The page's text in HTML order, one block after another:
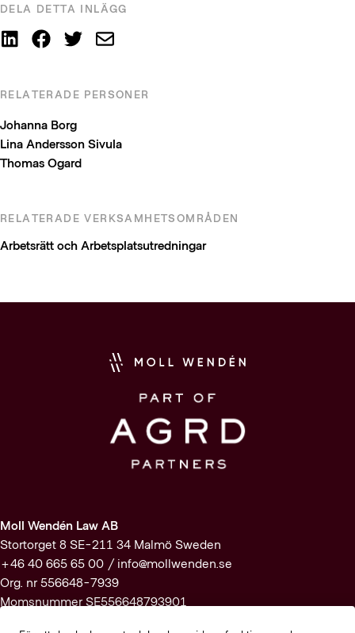
DELA DETTA INLÄGG
RELATERADE PERSONER
Johanna Borg
Lina Andersson Sivula
Thomas Ogard
RELATERADE VERKSAMHETSOMRÅDEN
Arbetsrätt och Arbetsplatsutredningar
Moll Wendén Law AB
Stortorget 8 SE-211 34 Malmö Sweden
+46 40 665 65 00 / info@mollwenden.se
Org. nr 556648-7939
Momsnummer SE556648793901